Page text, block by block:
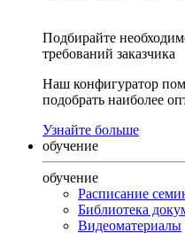
Подбирайте
требований заказчика
Наш конфигуратор
подобрать наиболее
Узнайте больше
обучение
обучение
Расписание
Библиотека
Видеоматериалы